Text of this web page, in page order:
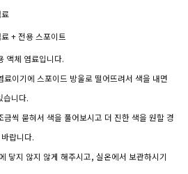
+ 전용 스포이트
액체 염료입니다.
료이기에 스포이드 방울로 떨어뜨려서 색을 내면
습니다.
금씩 묻혀서 색을 풀어보시고 더 진한 색을 원할 경
랍니다.
닿지 않지 않게 해주시고, 실온에서 보관하시기